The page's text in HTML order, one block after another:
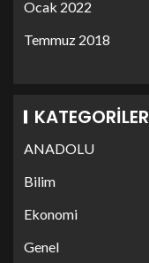
Ocak 2022
Temmuz 2018
KATEGORILER
ANADOLU
Bilim
Ekonomi
Genel